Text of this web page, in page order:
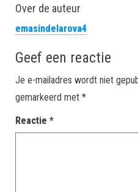
Over de auteur
emasindelarova4
Geef een reactie
Je e-mailadres wordt niet
gemarkeerd met *
Reactie *